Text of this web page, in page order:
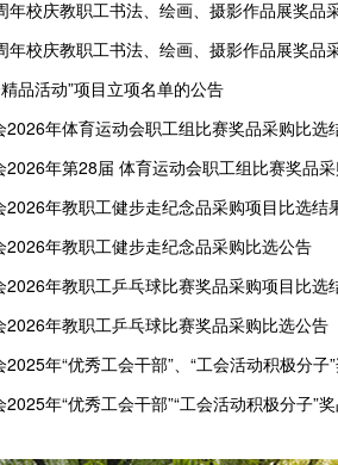
庆教职工书法、绘画、摄影作品展奖品采购项目
年校庆教职工书法、绘画、摄影作品展奖品
品活动”项目立项名单的公告
2026年体育运动会职工组比赛奖品采购比选
2026年第28届 体育运动会职工组比赛奖品
2026年教职工健步走纪念品采购项目比选结
2026年教职工健步走纪念品采购比选公告
2026年教职工乒乓球比赛奖品采购项目比选
2026年教职工乒乓球比赛奖品采购比选公告
年“优秀工会干部”、“工会活动积极分子”奖品采购项目
年“优秀工会干部”“工会活动积极分子”奖品采